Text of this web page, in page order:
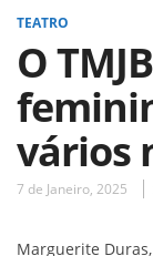
TEATRO
O
vários
7 de Janeiro, 2025
Marguerite